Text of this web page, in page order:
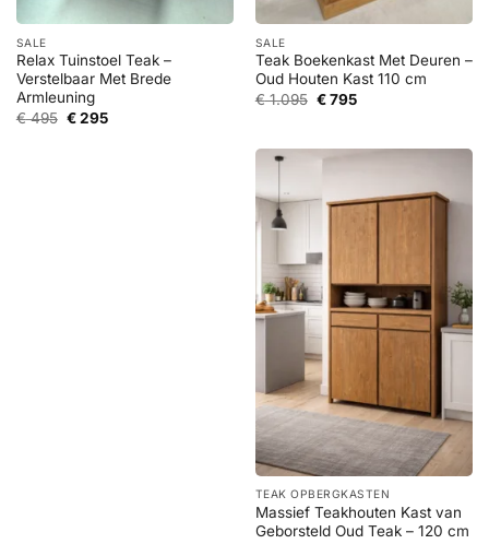
SALE
Relax Tuinstoel Teak –
Verstelbaar Met Brede
Armleuning
€495 Oorspronkelijke
€295Huidige
SALE
Teak Boekenkast Met Deuren –
Oud Houten Kast 110 cm
€1.095 Oorspronkelijke
€795Huidige
TEAK OPBERGKASTEN
Massief Teakhouten Kast van
Geborsteld Oud Teak – 120 cm